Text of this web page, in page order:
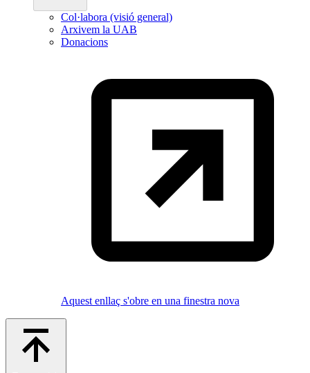
Col·labora (visió general)
Arxivem la UAB
Donacions
Aquest enllaç s'obre en una finestra nova